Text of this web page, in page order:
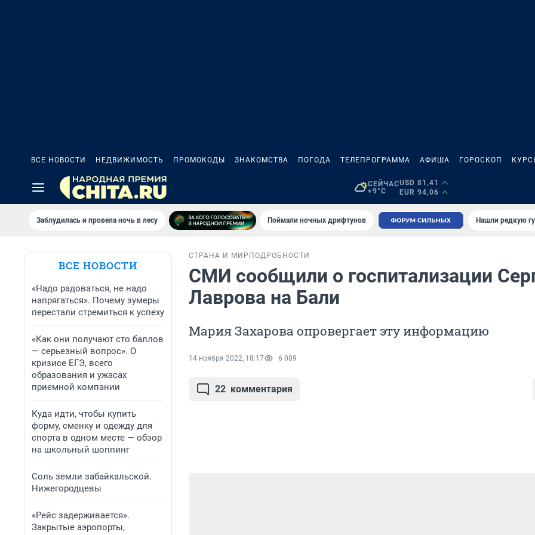
ВСЕ НОВОСТИ НЕДВИЖИМОСТЬ ПРОМОКОДЫ ЗНАКОМСТВА ПОГОДА ТЕЛЕПРОГРАММА АФИША ГОРОСКОП
СЕЙЧАС
+9°C
USD 81,41
EUR 94,06
Заблудилась и провела ночь в лесу Поймали ночных дрифтунов Нашли редкую
ВСЕ НОВОСТИ
«Надо радоваться, не надо
напрягаться». Почему зумеры
перестали стремиться к успеху
«Как они получают сто баллов
— серьезный вопрос». О
кризисе ЕГЭ, всего
образования и ужасах
приемной компании
Куда идти, чтобы купить
форму, сменку и одежду для
спорта в одном месте — обзор
на школьный шоппинг
Соль земли забайкальской.
Нижегородцевы
«Рейс задерживается».
Закрытые аэропорты,
СТРАНА И МИР ПОДРОБНОСТИ
СМИ сообщили о госпитализации
Лаврова на Бали
Мария Захарова опровергает эту информацию
14 ноября 2022, 18:17 6 089
22 комментария